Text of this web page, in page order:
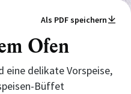
Als PDF speichern
Ofen
eine delikate Vorspeise,
Büffet